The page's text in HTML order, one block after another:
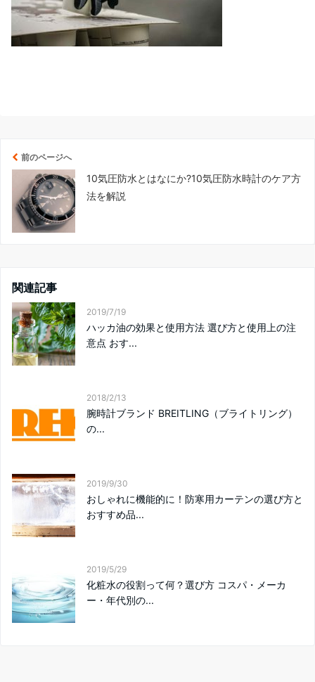
前のページへ
10気圧防水とはなにか?10気圧防水時計のケア方
法を解説
関連記事
2019/7/19
ハッカ油の効果と使用方法 選び方と使用上の注
意点 おす...
2018/2/13
腕時計ブランド BREITLING（ブライトリング）
の...
2019/9/30
おしゃれに機能的に！防寒用カーテンの選び方と
おすすめ品...
2019/5/29
化粧水の役割って何？選び方 コスパ・メーカ
ー・年代別の...